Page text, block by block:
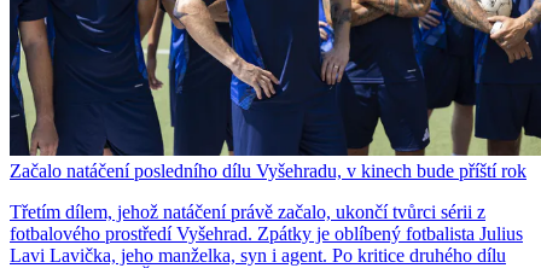
Začalo natáčení posledního dílu Vyšehradu, v kinech bude příští rok
Třetím dílem, jehož natáčení právě začalo, ukončí tvůrci sérii z
fotbalového prostředí Vyšehrad. Zpátky je oblíbený fotbalista Julius
Lavi Lavička, jeho manželka, syn i agent. Po kritice druhého dílu